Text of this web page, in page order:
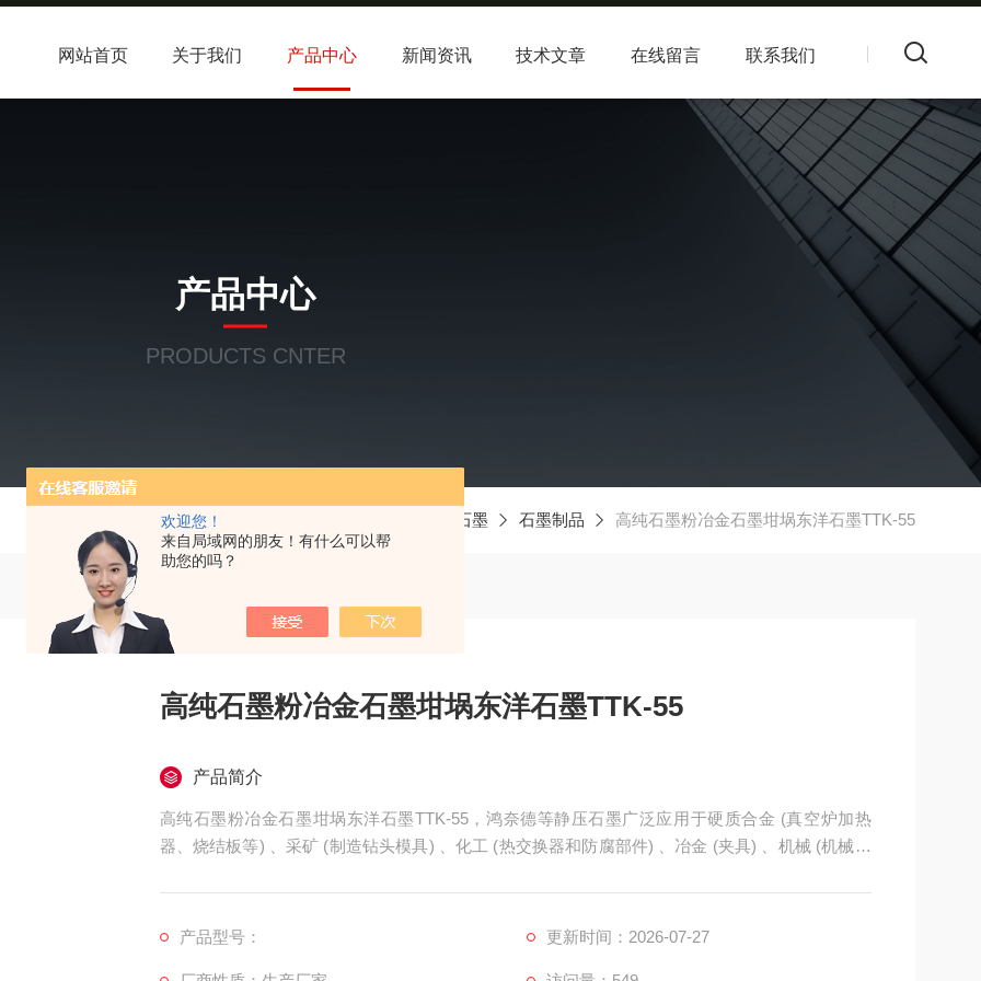
欢迎您！
来自局域网的朋友！有什么可以帮
助您的吗？
网站首页 关于我们 产品中心 新闻资讯 技术文章 在线留言 联系我们
产品中心
PRODUCTS CNTER
当前位置： 日本东洋石墨 石墨制品 高纯石墨粉冶金石墨坩埚东洋石墨TTK-55
高纯石墨粉冶金石墨坩埚东洋石墨TTK-55
产品简介
高纯石墨粉冶金石墨坩埚东洋石墨TTK-55，鸿奈德等静压石墨广泛应用于硬质合金 (真空炉加热
器、烧结板等) 、采矿 (制造钻头模具) 、化工 (热交换器和防腐部件) 、冶金 (夹具) 、机械 (机械密
产品型号： 更新时间：2026-07-27